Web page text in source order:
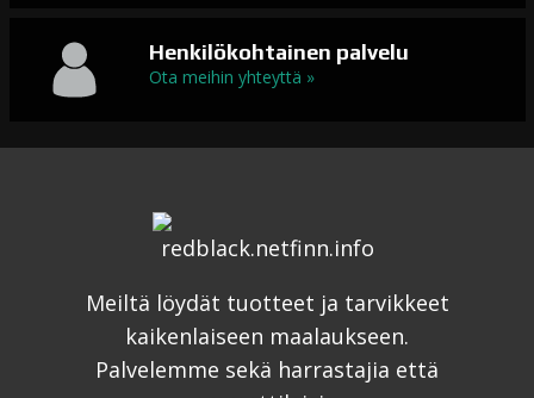
Henkilökohtainen palvelu
Ota meihin yhteyttä »
Meiltä löydät tuotteet ja tarvikkeet
kaikenlaiseen maalaukseen.
Palvelemme sekä harrastajia että